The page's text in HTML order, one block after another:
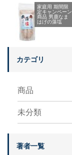
家庭用 期間限
定キャンペーン
商品 男鹿なま
はげの藻塩
カテゴリ
商品
未分類
著者一覧